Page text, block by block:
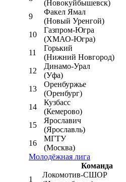
(Новокуйбышевск)
9
Факел Ямал
(Новый Уренгой)
10
Газпром-Югра
(ХМАО-Югра)
11
Горький
(Нижний Новгород)
12
Динамо-Урал
(Уфа)
13
Оренбуржье
(Оренбург)
14
Кузбасс
(Кемерово)
15
Ярославич
(Ярославль)
16
МГТУ
(Москва)
Молодёжная лига
Команда
1
Локомотив-CШОР